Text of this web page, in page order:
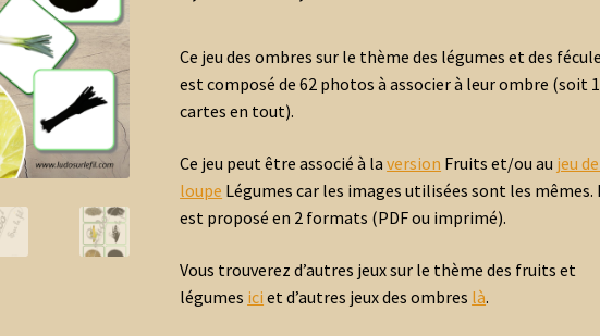
prix :
14,20 €
Ce jeu des ombres sur le thème des légumes et des
est composé de 62 photos à associer à leur ombre (soit
cartes en tout).
Ce jeu peut être associé à laversion Fruits et/ou au jeu
loupe Légumes car les images utilisées sont les mêmes.
est proposé en 2 formats (PDF ou imprimé).
Vous trouverez d’autres jeux sur le thème des fruits et
légumes ici et d’autres jeux des ombres là.